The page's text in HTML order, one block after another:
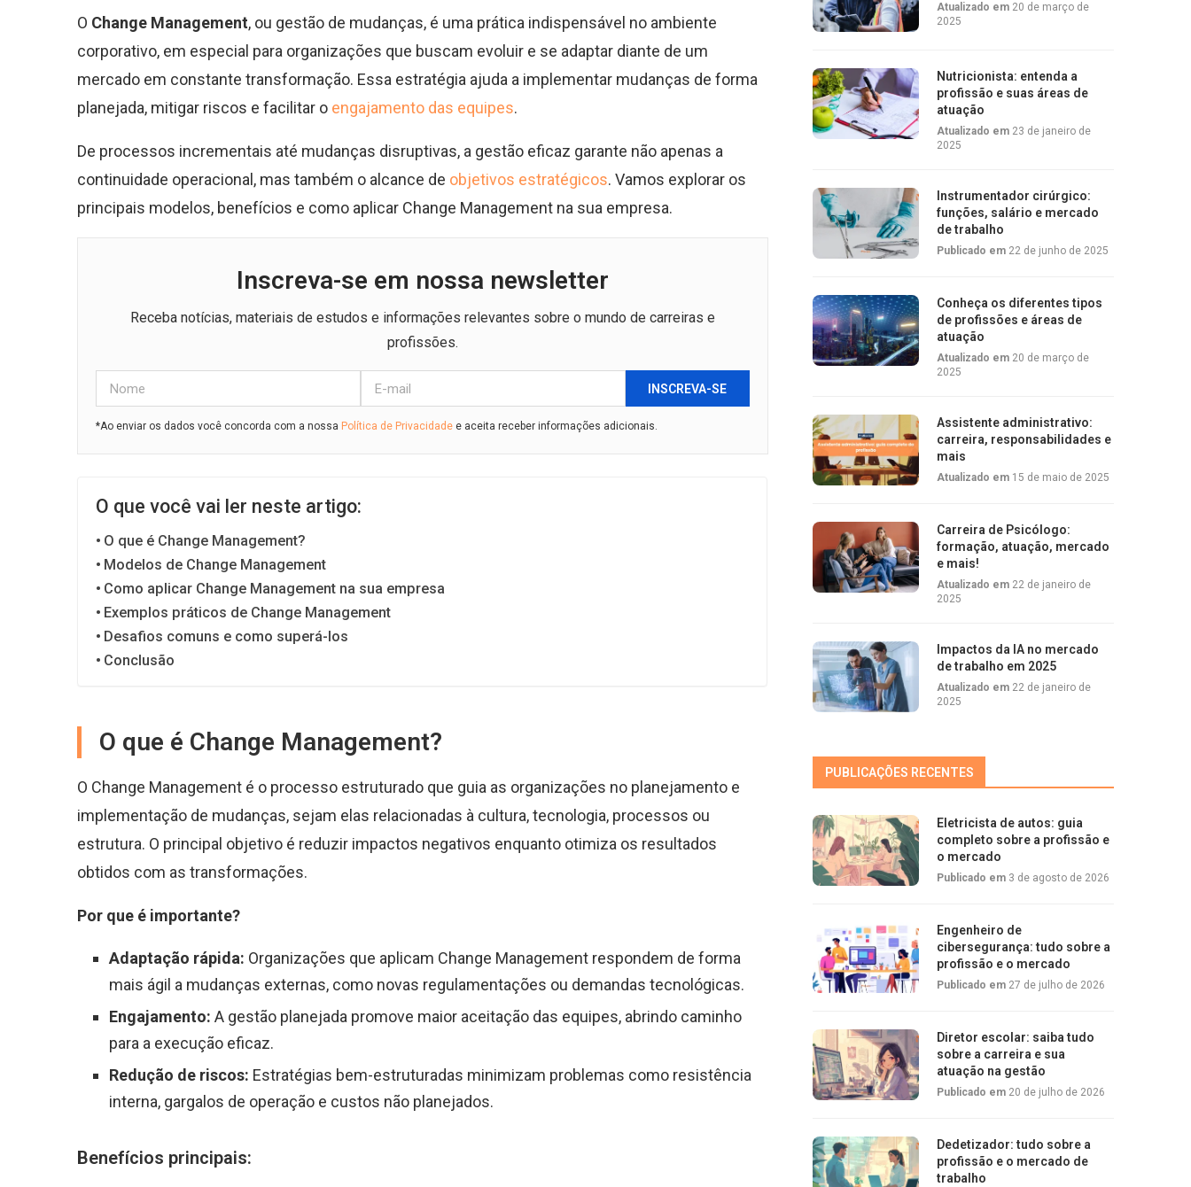
O Change Management, ou gestão de mudanças, é uma prática indispensável no ambiente
corporativo, em especial para organizações que buscam evoluir e se adaptar diante de um
mercado em constante transformação. Essa estratégia ajuda a implementar mudanças de forma
planejada, mitigar riscos e facilitar o engajamento das equipes.
De processos incrementais até mudanças disruptivas, a gestão eficaz garante não apenas a
continuidade operacional, mas também o alcance de objetivos estratégicos. Vamos explorar os
principais modelos, benefícios e como aplicar Change Management na sua empresa.
Inscreva-se em nossa newsletter
Receba notícias, materiais de estudos e informações relevantes sobre o mundo de carreiras e
profissões.
INSCREVA-SE
*Ao enviar os dados você concorda com a nossa Política de Privacidade e aceita receber informações adicionais.
O que você vai ler neste artigo:
O que é Change Management?
Modelos de Change Management
Como aplicar Change Management na sua empresa
Exemplos práticos de Change Management
Desafios comuns e como superá-los
Conclusão
O que é Change Management?
O Change Management é o processo estruturado que guia as organizações no planejamento e
implementação de mudanças, sejam elas relacionadas à cultura, tecnologia, processos ou
estrutura. O principal objetivo é reduzir impactos negativos enquanto otimiza os resultados
obtidos com as transformações.
Por que é importante?
Adaptação rápida: Organizações que aplicam Change Management respondem de forma
mais ágil a mudanças externas, como novas regulamentações ou demandas tecnológicas.
Engajamento: A gestão planejada promove maior aceitação das equipes, abrindo caminho
para a execução eficaz.
Redução de riscos: Estratégias bem-estruturadas minimizam problemas como resistência
interna, gargalos de operação e custos não planejados.
Benefícios principais:
Atualizado em 20 de março de
2025
Nutricionista: entenda a
profissão e suas áreas de
atuação
Atualizado em 23 de janeiro de
2025
Instrumentador cirúrgico:
funções, salário e mercado
de trabalho
Publicado em 22 de junho de 2025
Conheça os diferentes tipos
de profissões e áreas de
atuação
Atualizado em 20 de março de
2025
Assistente administrativo:
carreira, responsabilidades e
mais
Atualizado em 15 de maio de 2025
Carreira de Psicólogo:
formação, atuação, mercado
e mais!
Atualizado em 22 de janeiro de
2025
Impactos da IA no mercado
de trabalho em 2025
Atualizado em 22 de janeiro de
2025
PUBLICAÇÕES RECENTES
Eletricista de autos: guia
completo sobre a profissão e
o mercado
Publicado em 3 de agosto de 2026
Engenheiro de
cibersegurança: tudo sobre a
profissão e o mercado
Publicado em 27 de julho de 2026
Diretor escolar: saiba tudo
sobre a carreira e sua
atuação na gestão
Publicado em 20 de julho de 2026
Dedetizador: tudo sobre a
profissão e o mercado de
trabalho